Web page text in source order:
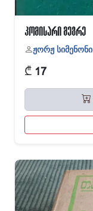
კომისარი მეგრე
ჟორჟ სიმენონი
₾ 17